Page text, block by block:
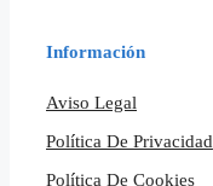
Información
Aviso Legal
Política De Privacidad
Política De Cookies